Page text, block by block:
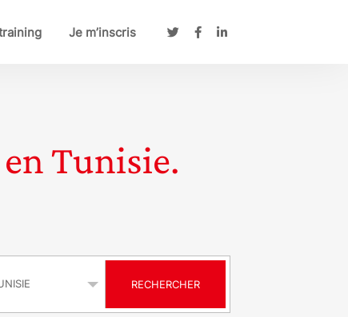
Je m’inscris
Tunisie.
RECHERCHER